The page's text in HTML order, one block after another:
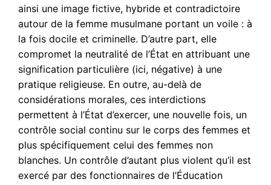
ainsi une image fictive, hybride et contradictoire
autour de la femme musulmane portant un voile : à
la fois docile et criminelle. D’autre part, elle
compromet la neutralité de l’État en attribuant une
signification particulière (ici, négative) à une
pratique religieuse. En outre, au-delà de
considérations morales, ces interdictions
permettent à l’État d’exercer, une nouvelle fois, un
contrôle social continu sur le corps des femmes et
plus spécifiquement celui des femmes non
blanches. Un contrôle d’autant plus violent qu’il est
exercé par des fonctionnaires de l’Éducation